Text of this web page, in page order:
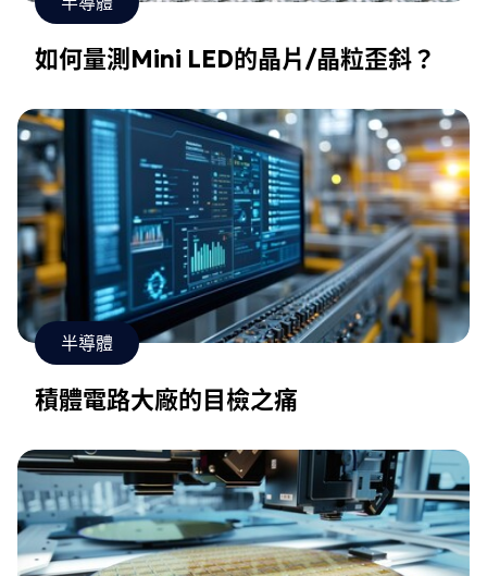
如何量測Mini LED的晶片/晶粒歪斜？
半導體
積體電路大廠的目檢之痛